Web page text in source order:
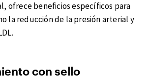
ofrece beneficios específicos para
la reducción de la presión arterial y
con sello